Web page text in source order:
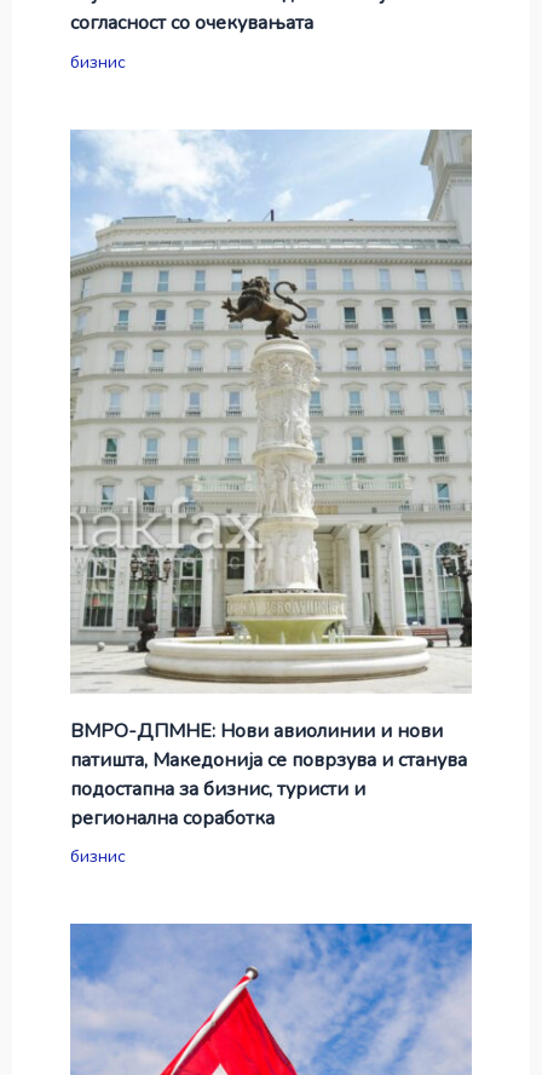
согласност со очекувањата
бизнис
ВМРО-ДПМНЕ: Нови авиолинии и нови
патишта, Македонија се поврзува и станува
подостапна за бизнис, туристи и
регионална соработка
бизнис